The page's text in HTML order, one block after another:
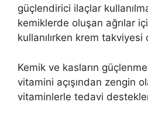
güçlendirici ilaçlar
kemiklerde oluşan ağrılar
kullanılırken krem takviyesi
Kemik ve kasların
vitamini açışından zengin
vitaminlerle tedavi